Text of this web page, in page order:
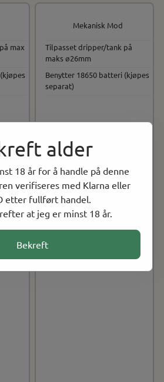
alder
18 år for å handle på denne
verifiseres med Klarna eller
etter fullført handel.
at jeg er minst 18 år.
Bekreft
max
Mekanisk Mod
Tilpasset dripper/tank på
maks ø26mm
Benytter 18650 batteri (kjøpes
separat)